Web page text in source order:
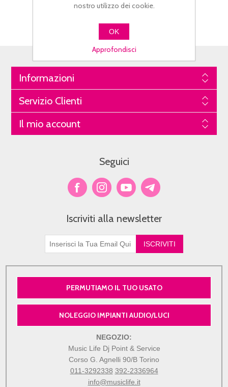
Informazioni
Servizio Clienti
Il mio account
Seguici
Iscriviti alla newsletter
PERMUTIAMO IL TUO USATO
NOLEGGIO IMPIANTI AUDIO/LUCI
NEGOZIO:
Music Life Dj Point & Service
Corso G. Agnelli 90/B Torino
011-3292338 392-2336964
info@musiclife.it
nostro utilizzo dei cookie.
OK
Approfondisci